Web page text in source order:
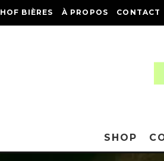
HOF BIÈRES À PROPOS CONTACT
SHOP